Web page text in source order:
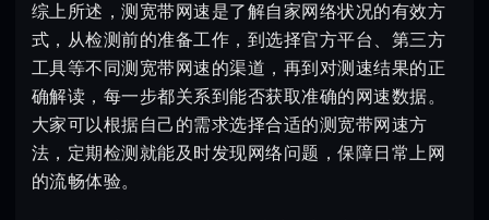
综上所述，测宽带网速是了解自家网络状况的有效方
式，从检测前的准备工作，到选择官方平台、第三方
工具等不同测宽带网速的渠道，再到对测速结果的正
确解读，每一步都关系到能否获取准确的网速数据。
大家可以根据自己的需求选择合适的测宽带网速方
法，定期检测就能及时发现网络问题，保障日常上网
的流畅体验。